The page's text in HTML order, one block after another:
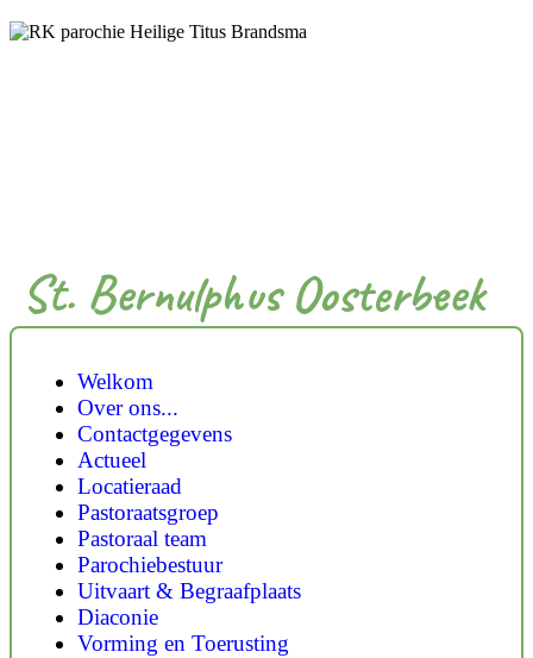
St. Bernulphus Oosterbeek
Welkom
Over ons...
Contactgegevens
Actueel
Locatieraad
Pastoraatsgroep
Pastoraal team
Parochiebestuur
Uitvaart & Begraafplaats
Diaconie
Vorming en Toerusting